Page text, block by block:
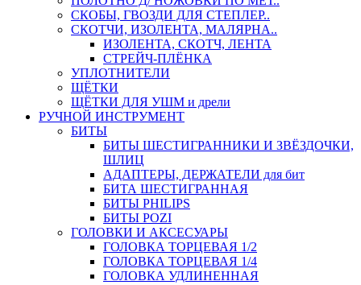
СКОБЫ, ГВОЗДИ ДЛЯ СТЕПЛЕР..
СКОТЧИ, ИЗОЛЕНТА, МАЛЯРНА..
ИЗОЛЕНТА, СКОТЧ, ЛЕНТА
СТРЕЙЧ-ПЛЁНКА
УПЛОТНИТЕЛИ
ЩЁТКИ
ЩЁТКИ ДЛЯ УШМ и дрели
РУЧНОЙ ИНСТРУМЕНТ
БИТЫ
БИТЫ ШЕСТИГРАННИКИ И ЗВЁЗДОЧКИ,
ШЛИЦ
АДАПТЕРЫ, ДЕРЖАТЕЛИ для бит
БИТА ШЕСТИГРАННАЯ
БИТЫ PHILIPS
БИТЫ POZI
ГОЛОВКИ И АКСЕСУАРЫ
ГОЛОВКА ТОРЦЕВАЯ 1/2
ГОЛОВКА ТОРЦЕВАЯ 1/4
ГОЛОВКА УДЛИНЕННАЯ